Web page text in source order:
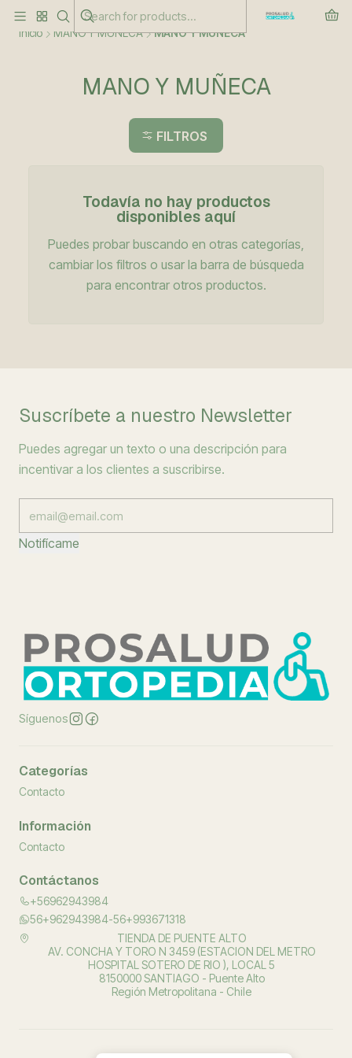
Inicio MANO Y MUÑECA MANO Y MUÑECA
MANO Y MUÑECA
FILTROS
Todavía no hay productos
disponibles aquí
Puedes probar buscando en otras categorías,
cambiar los filtros o usar la barra de búsqueda
para encontrar otros productos.
Suscríbete a nuestro Newsletter
Puedes agregar un texto o una descripción para
incentivar a los clientes a suscribirse.
Notifícame
Síguenos
Categorías
Contacto
Información
Contacto
Contáctanos
+56962943984
56+962943984-56+993671318
TIENDA DE PUENTE ALTO
AV. CONCHA Y TORO N 3459 (ESTACION DEL METRO
HOSPITAL SOTERO DE RIO ), LOCAL 5
8150000 SANTIAGO - Puente Alto
Región Metropolitana - Chile